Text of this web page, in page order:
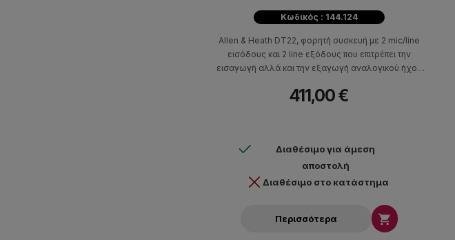
Κωδικός : 144.124
Allen & Heath DT22, φορητή συσκευή με 2 mic/line
εισόδους και 2 line εξόδους που επιτρέπει την
εισαγωγή αλλά και την εξαγωγή αναλογικού ήχου
411,00 €
Διαθέσιμο για άμεση
αποστολή
Διαθέσιμο στο κατάστημα
Περισσότερα 